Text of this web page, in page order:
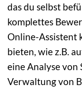
das du selbst
komplettes
Online-Assistent
bieten, wie z.B.
eine Analyse von
Verwaltung von